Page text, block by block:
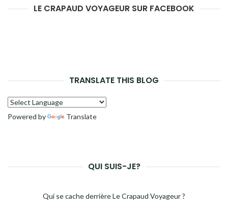
LE CRAPAUD VOYAGEUR SUR FACEBOOK
TRANSLATE THIS BLOG
Powered by Translate
QUI SUIS-JE?
Qui se cache derrière Le Crapaud Voyageur ?